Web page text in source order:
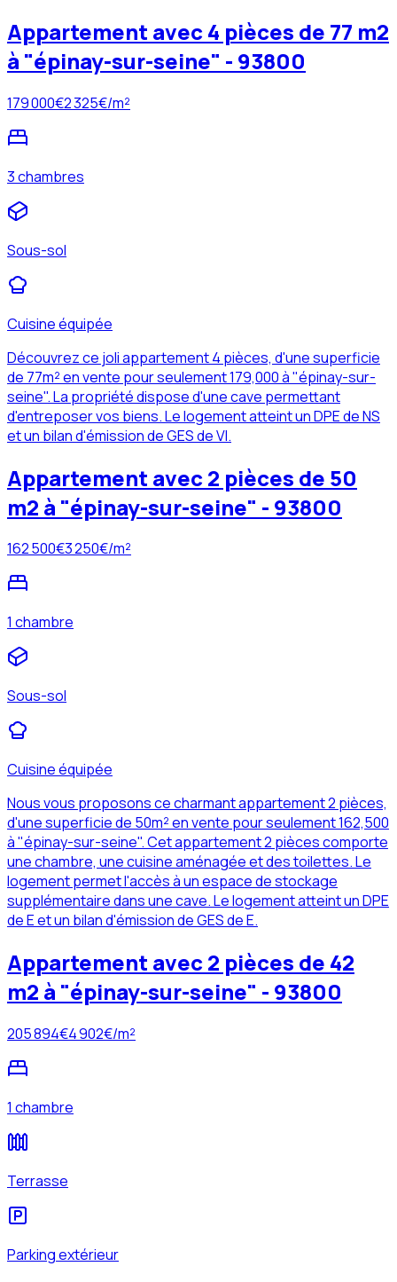
Appartement avec 4 pièces de 77 m2
à "épinay-sur-seine" - 93800
179 000€2 325€/m²
3 chambres
Sous-sol
Cuisine équipée
Découvrez ce joli appartement 4 pièces, d'une superficie
de 77m² en vente pour seulement 179,000 à "épinay-sur-
seine". La propriété dispose d'une cave permettant
d'entreposer vos biens. Le logement atteint un DPE de NS
et un bilan d'émission de GES de VI.
Appartement avec 2 pièces de 50
m2 à "épinay-sur-seine" - 93800
162 500€3 250€/m²
1 chambre
Sous-sol
Cuisine équipée
Nous vous proposons ce charmant appartement 2 pièces,
d'une superficie de 50m² en vente pour seulement 162,500
à "épinay-sur-seine". Cet appartement 2 pièces comporte
une chambre, une cuisine aménagée et des toilettes. Le
logement permet l'accès à un espace de stockage
supplémentaire dans une cave. Le logement atteint un DPE
de E et un bilan d'émission de GES de E.
Appartement avec 2 pièces de 42
m2 à "épinay-sur-seine" - 93800
205 894€4 902€/m²
1 chambre
Terrasse
Parking extérieur